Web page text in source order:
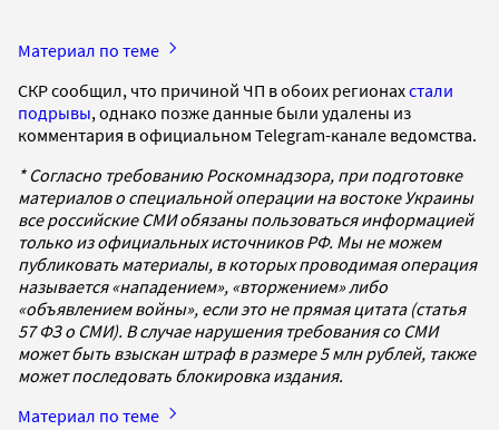
Материал по теме
СКР сообщил, что причиной ЧП в обоих регионахстали
подрывы, однако позже данные были удалены из
комментария в официальном Telegram-канале ведомства.
* Согласно требованию Роскомнадзора, при подготовке
материалов о специальной операции на востоке Украины
все российские СМИ обязаны пользоваться информацией
только из официальных источников РФ. Мы не можем
публиковать материалы, в которых проводимая операция
называется «нападением», «вторжением» либо
«объявлением войны», если это не прямая цитата (статья
57 ФЗ о СМИ). В случае нарушения требования со СМИ
может быть взыскан штраф в размере 5 млн рублей, также
может последовать блокировка издания.
Материал по теме